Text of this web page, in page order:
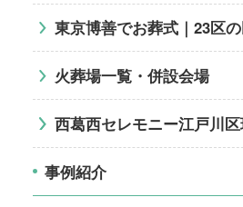
東京博善でお葬式｜23区
火葬場一覧・併設会場
西葛西セレモニー江戸川
事例紹介